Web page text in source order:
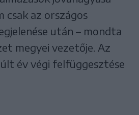
csak az országos
után – mondta
megyei vezetője. Az
év végi felfüggesztése